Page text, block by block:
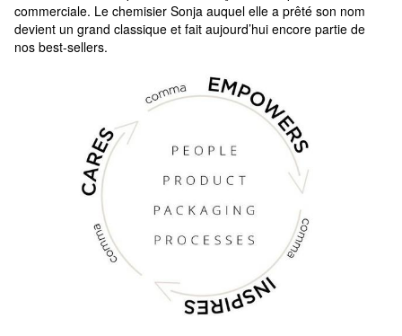
commerciale. Le chemisier Sonja auquel elle a prêté son nom
devient un grand classique et fait aujourd’hui encore partie de
nos best-sellers.